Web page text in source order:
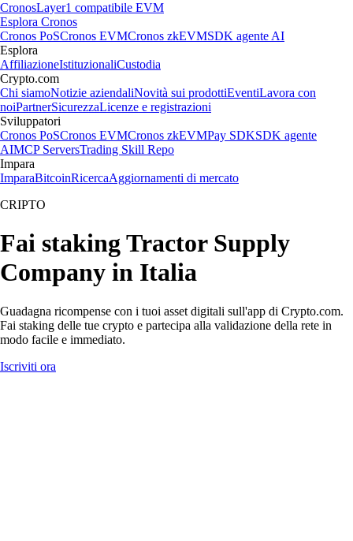
CronosLayer1 compatibile EVM
Esplora Cronos
Cronos PoSCronos EVMCronos zkEVMSDK agente AI
Esplora
AffiliazioneIstituzionaliCustodia
Crypto.com
Chi siamoNotizie aziendaliNovità sui prodottiEventiLavora con
noiPartnerSicurezzaLicenze e registrazioni
Sviluppatori
Cronos PoSCronos EVMCronos zkEVMPay SDKSDK agente
AIMCP ServersTrading Skill Repo
Impara
ImparaBitcoinRicercaAggiornamenti di mercato
CRIPTO
Fai staking Tractor Supply
Company in Italia
Guadagna ricompense con i tuoi asset digitali sull'app di Crypto.com.
Fai staking delle tue crypto e partecipa alla validazione della rete in
modo facile e immediato.
Iscriviti ora